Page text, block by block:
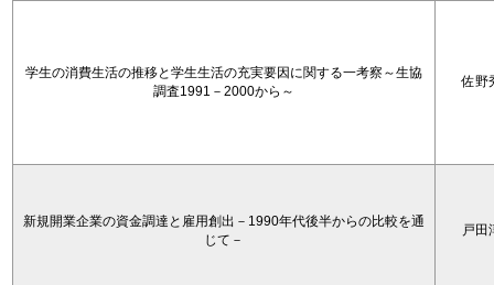
学生の消費生活の推移と学生生活の充実要因に関する一考察～生協
調査1991－2000から～
佐野
新規開業企業の資金調達と雇用創出－1990年代後半からの比較を通
じて－
戸田